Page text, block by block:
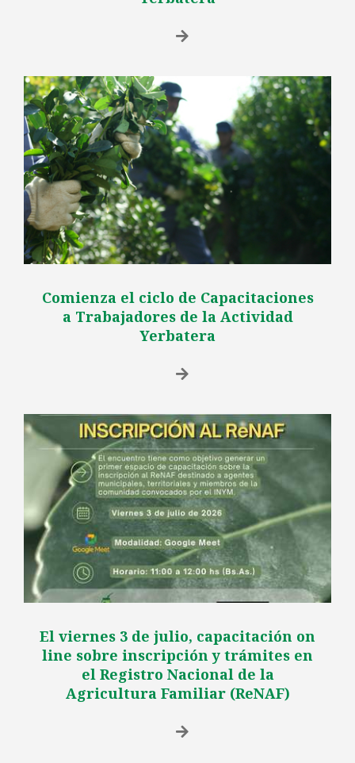
Comienza el ciclo de Capacitaciones
a Trabajadores de la Actividad
Yerbatera
El viernes 3 de julio, capacitación on
line sobre inscripción y trámites en
el Registro Nacional de la
Agricultura Familiar (ReNAF)